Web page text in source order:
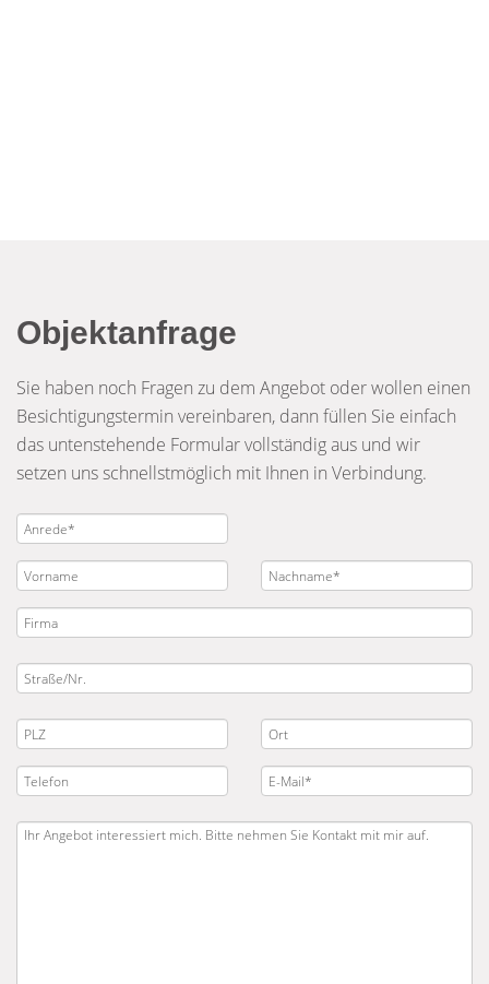
Objektanfrage
Sie haben noch Fragen zu dem Angebot oder wollen einen
Besichtigungstermin vereinbaren, dann füllen Sie einfach
das untenstehende Formular vollständig aus und wir
setzen uns schnellstmöglich mit Ihnen in Verbindung.